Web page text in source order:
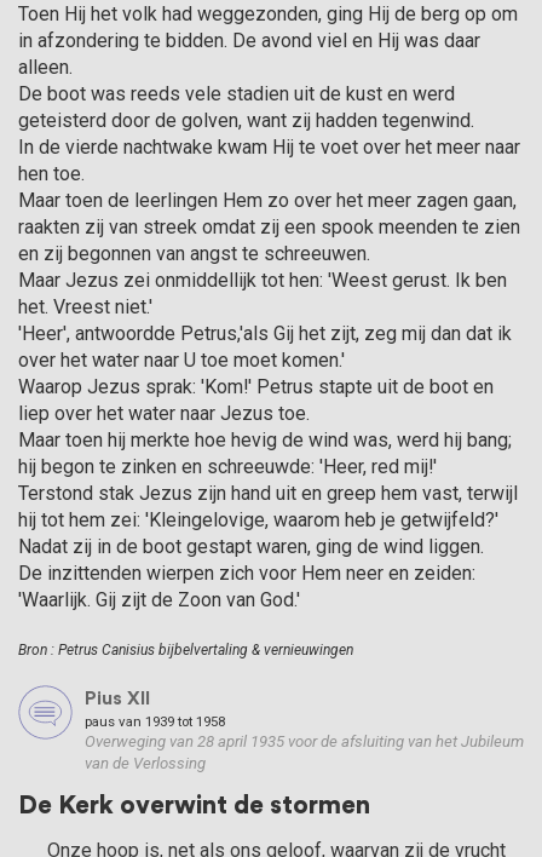
Toen Hij het volk had weggezon­den, ging Hij de berg op om
in afzondering te bidden. De avond viel en Hij was daar
alleen.
De boot was reeds vele stadien uit de kust en werd
geteisterd door de golven, want zij hadden tegenwind.
In de vierde nachtwake kwam Hij te voet over het meer naar
hen toe.
Maar toen de leerlingen Hem zo over het meer zagen gaan,
raakten zij van streek omdat zij een spook meenden te zien
en zij begonnen van angst te schreeu­wen.
Maar Jezus zei onmiddellijk tot hen: 'Weest gerust. Ik ben
het. Vreest niet.'
'Heer', antwoordde Petrus,'als Gij het zijt, zeg mij dan dat ik
over het water naar U toe moet komen.'
Waarop Jezus sprak: 'Kom!' Petrus stapte uit de boot en
liep over het water naar Jezus toe.
Maar toen hij merkte hoe hevig de wind was, werd hij bang;
hij begon te zinken en schreeuwde: 'Heer, red mij!'
Terstond stak Jezus zijn hand uit en greep hem vast, terwijl
hij tot hem zei: 'Kleingelovige, waarom heb je getwijfeld?'
Nadat zij in de boot gestapt waren, ging de wind liggen.
De inzittenden wierpen zich voor Hem neer en zeiden:
'Waar­lijk. Gij zijt de Zoon van God.'
Bron : Petrus Canisius bijbelvertaling & vernieuwingen
Pius XII
paus van 1939 tot 1958
Overweging van 28 april 1935 voor de afsluiting van het Jubileum
van de Verlossing
De Kerk overwint de stormen